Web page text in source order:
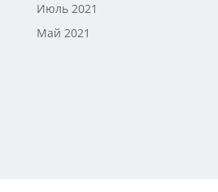
Июль 2021
Май 2021